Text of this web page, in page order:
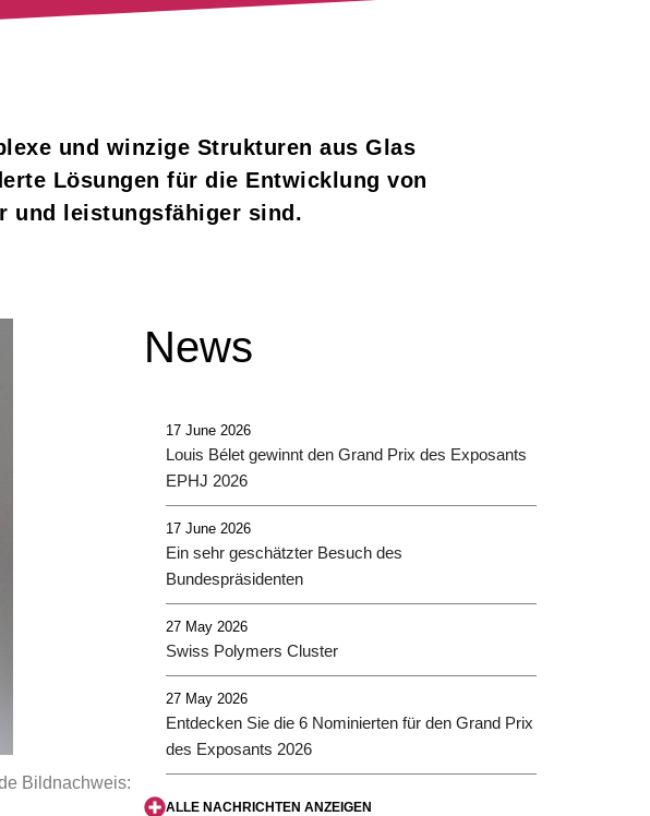
und winzige Strukturen aus Glas
Lösungen für die Entwicklung von
und leistungsfähiger sind.
Bildnachweis:
News
17 June 2026
Louis Bélet gewinnt den Grand Prix des Exposants
EPHJ 2026
17 June 2026
Ein sehr geschätzter Besuch des
Bundespräsidenten
27 May 2026
Swiss Polymers Cluster
27 May 2026
Entdecken Sie die 6 Nominierten für den Grand Prix
des Exposants 2026
ALLE NACHRICHTEN ANZEIGEN